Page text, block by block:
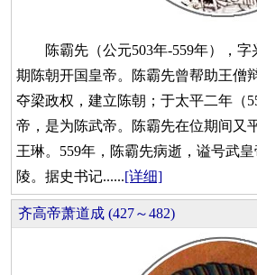
陈霸先（公元503年-559年），字
期陈朝开国皇帝。陈霸先曾帮助王僧
夺梁政权，建立陈朝；于太平二年（
帝，是为陈武帝。陈霸先在位期间又
王琳。559年，陈霸先病逝，谥号武
陵。据史书记......[详细]
齐高帝萧道成 (427～482)